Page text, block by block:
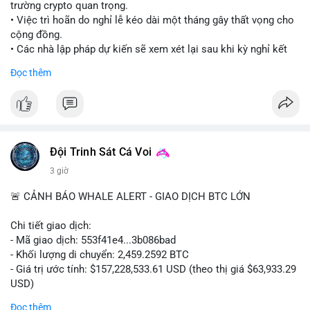
trường crypto quan trọng.
• Việc trì hoãn do nghỉ lễ kéo dài một tháng gây thất vọng cho
cộng đồng.
• Các nhà lập pháp dự kiến sẽ xem xét lại sau khi kỳ nghỉ kết
#vlikevn #titanbot
Đọc thêm
Đội Trinh Sát Cá Voi
3 giờ
🚨 CẢNH BÁO WHALE ALERT - GIAO DỊCH BTC LỚN
Chi tiết giao dịch:
- Mã giao dịch: 553f41e4...3b086bad
- Khối lượng di chuyển: 2,459.2592 BTC
- Giá trị ước tính: $157,228,533.61 USD (theo thị giá $63,933.29
USD)
Đọc thêm